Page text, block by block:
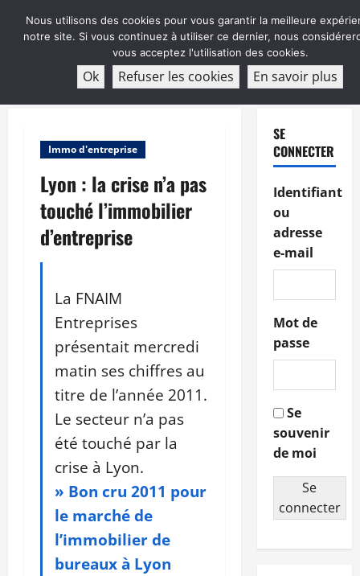
ABONNEMENT
Immo d'entreprise
Lyon : la crise n’a pas
touché l’immobilier
d’entreprise
La FNAIM
Entreprises
présentait mercredi
matin ses chiffres au
titre de l’année 2011.
Le secteur n’a pas
été touché par la
crise à Lyon.
» Bon cru 2011 pour
le marché de
l’immobilier de
bureaux à Lyon
SE
CONNECTER
Identifiant
ou
adresse
e-mail
Mot de
passe
Se
souvenir
de moi
Se
connecter
Nous utilisons des cookies pour vous garantir la meilleure
notre site. Si vous continuez à utiliser ce dernier, nous
vous acceptez l'utilisation des cookies.
Ok Refuser les cookies En savoir plus